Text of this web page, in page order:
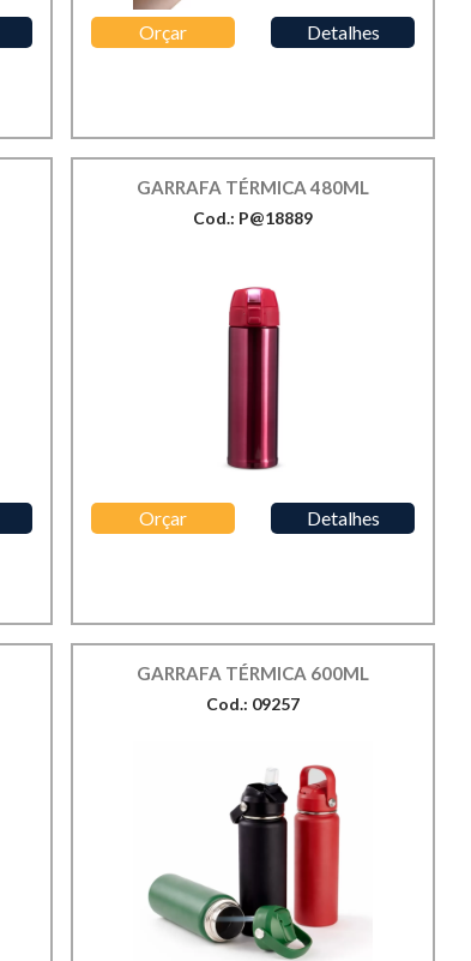
Orçar Detalhes
GARRAFA TÉRMICA 480ML
Cod.: P@18889
Orçar Detalhes
GARRAFA TÉRMICA 600ML
Cod.: 09257